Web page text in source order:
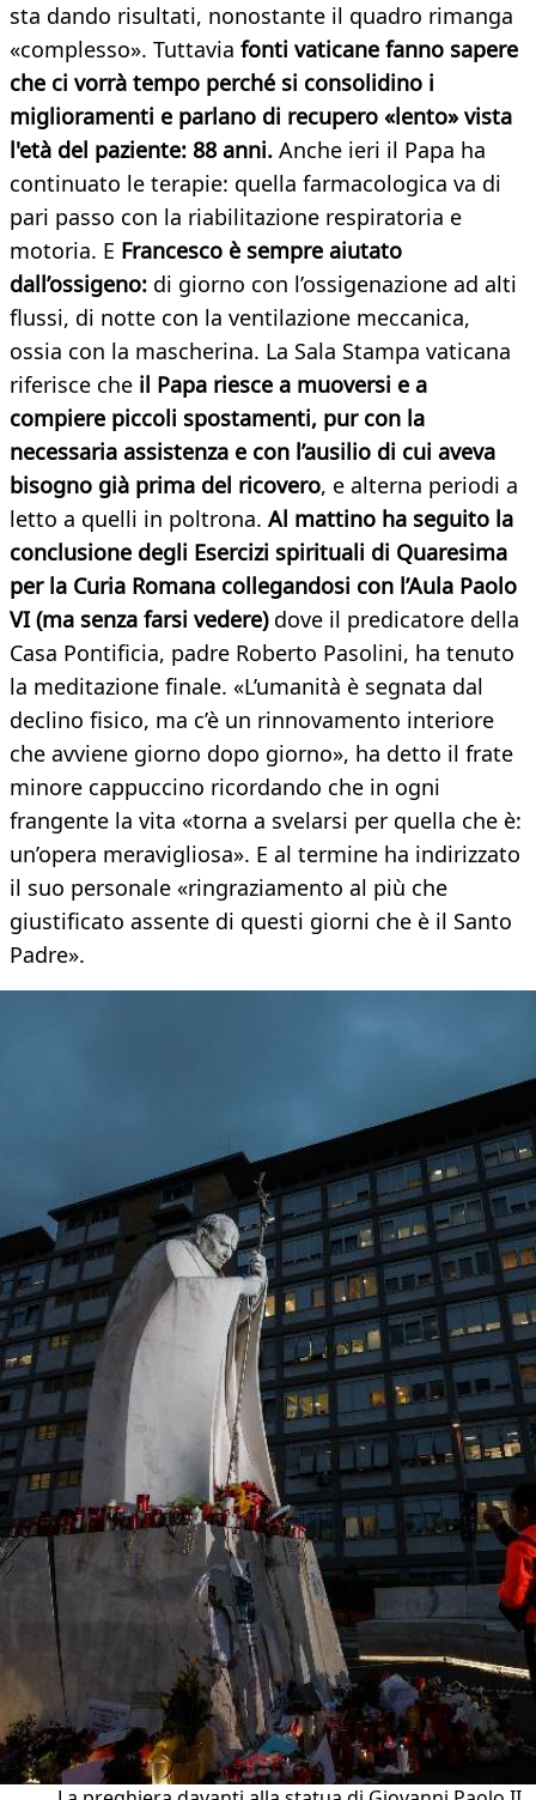
sta dando risultati, nonostante il quadro rimanga
«complesso». Tuttavia fonti vaticane fanno sapere
che ci vorrà tempo perché si consolidino i
miglioramenti e parlano di recupero «lento» vista
l'età del paziente: 88 anni. Anche ieri il Papa ha
continuato le terapie: quella farmacologica va di
pari passo con la riabilitazione respiratoria e
motoria. E Francesco è sempre aiutato
dall’ossigeno: di giorno con l’ossigenazione ad alti
flussi, di notte con la ventilazione meccanica,
ossia con la mascherina. La Sala Stampa vaticana
riferisce che il Papa riesce a muoversi e a
compiere piccoli spostamenti, pur con la
necessaria assistenza e con l’ausilio di cui aveva
bisogno già prima del ricovero, e alterna periodi a
letto a quelli in poltrona. Al mattino ha seguito la
conclusione degli Esercizi spirituali di Quaresima
per la Curia Romana collegandosi con l’Aula Paolo
VI (ma senza farsi vedere) dove il predicatore della
Casa Pontificia, padre Roberto Pasolini, ha tenuto
la meditazione finale. «L’umanità è segnata dal
declino fisico, ma c’è un rinnovamento interiore
che avviene giorno dopo giorno», ha detto il frate
minore cappuccino ricordando che in ogni
frangente la vita «torna a svelarsi per quella che è:
un’opera meravigliosa». E al termine ha indirizzato
il suo personale «ringraziamento al più che
giustificato assente di questi giorni che è il Santo
Padre».